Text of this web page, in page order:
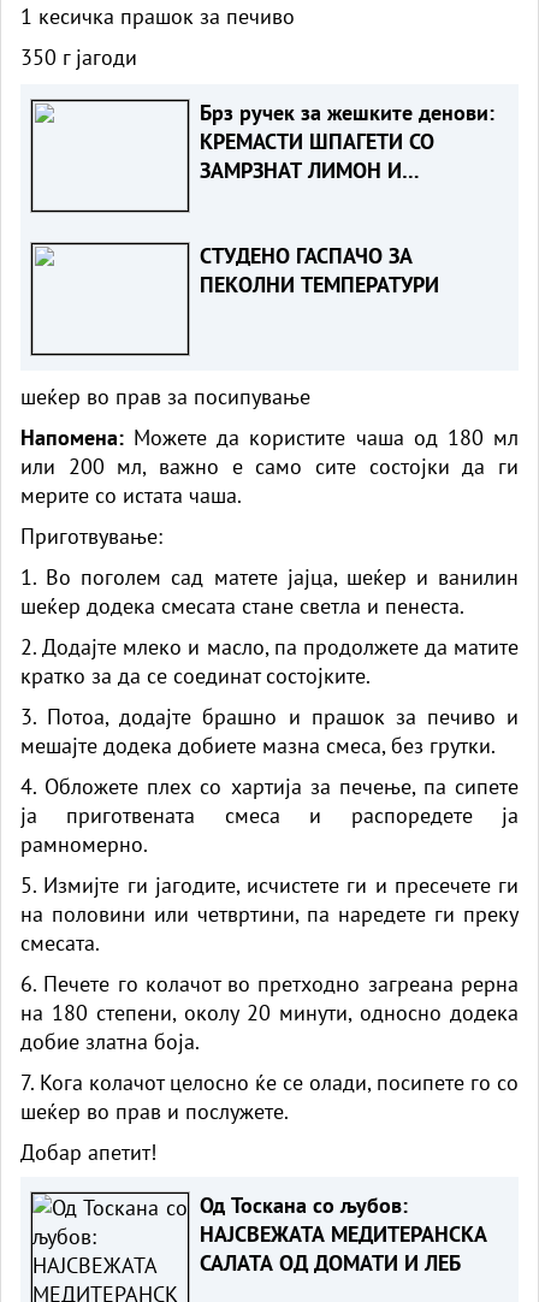
1 кесичка прашок за печиво
350 г јагоди
Брз ручек за жешките денови:
КРЕМАСТИ ШПАГЕТИ СО
ЗАМРЗНАТ ЛИМОН И
СТУДЕНО ГАСПАЧО ЗА
ПЕКОЛНИ ТЕМПЕРАТУРИ
шеќер во прав за посипување
Напомена: Можете да користите чаша од 180 мл
или 200 мл, важно е само сите состојки да ги
мерите со истата чаша.
Приготвување:
1. Во поголем сад матете јајца, шеќер и ванилин
шеќер додека смесата стане светла и пенеста.
2. Додајте млеко и масло, па продолжете да матите
кратко за да се соединат состојките.
3. Потоа, додајте брашно и прашок за печиво и
мешајте додека добиете мазна смеса, без грутки.
4. Обложете плех со хартија за печење, па сипете
ја приготвената смеса и распоредете ја
рамномерно.
5. Измијте ги јагодите, исчистете ги и пресечете ги
на половини или четвртини, па наредете ги преку
смесата.
6. Печете го колачот во претходно загреана рерна
на 180 степени, околу 20 минути, односно додека
добие златна боја.
7. Кога колачот целосно ќе се олади, посипете го со
шеќер во прав и послужете.
Добар апетит!
Од Тоскана со љубов:
НАЈСВЕЖАТА МЕДИТЕРАНСКА
САЛАТА ОД ДОМАТИ И ЛЕБ